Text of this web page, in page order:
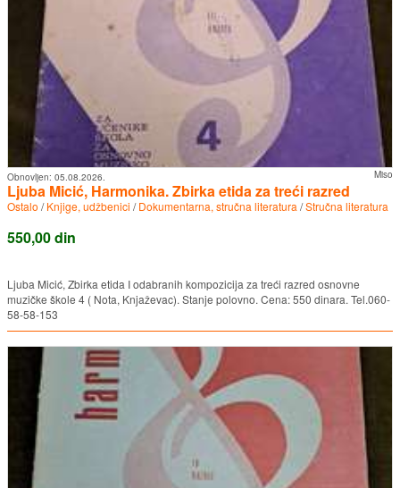
Miso
Obnovljen: 05.08.2026.
Ljuba Micić, Harmonika. Zbirka etida za treći razred
Ostalo /Knjige, udžbenici /Dokumentarna, stručna literatura /Stručna literatura
550,00 din
Ljuba Micić, Zbirka etida I odabranih kompozicija za treći razred osnovne
muzičke škole 4 ( Nota, Knjaževac). Stanje polovno. Cena: 550 dinara. Tel.060-
58-58-153